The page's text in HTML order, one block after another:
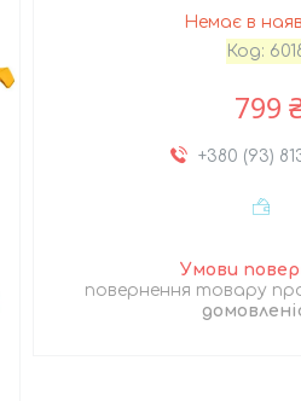
Немає в
Код:
799
+380 (93)
повернення товару